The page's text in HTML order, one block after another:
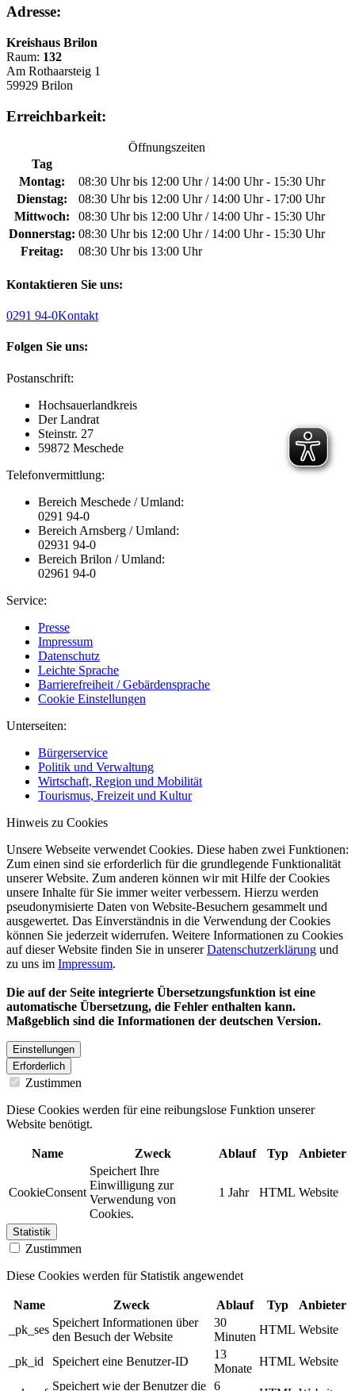
Adresse:
Kreishaus Brilon
Raum: 132
Am Rothaarsteig 1
59929 Brilon
Erreichbarkeit:
Öffnungszeiten
Tag
Montag:
08:30 Uhr bis 12:00 Uhr / 14:00 Uhr - 15:30 Uhr
Dienstag:
08:30 Uhr bis 12:00 Uhr / 14:00 Uhr - 17:00 Uhr
Mittwoch:
08:30 Uhr bis 12:00 Uhr / 14:00 Uhr - 15:30 Uhr
Donnerstag: 08:30 Uhr bis 12:00 Uhr / 14:00 Uhr - 15:30 Uhr
Freitag:
08:30 Uhr bis 13:00 Uhr
Kontaktieren Sie uns:
0291 94-0Kontakt
Folgen Sie uns:
Postanschrift:
Hochsauerlandkreis
Der Landrat
Steinstr. 27
59872 Meschede
Telefonvermittlung:
Bereich Meschede / Umland:
0291 94-0
Bereich Arnsberg / Umland:
02931 94-0
Bereich Brilon / Umland:
02961 94-0
Service:
Presse
Impressum
Datenschutz
Leichte Sprache
Barrierefreiheit / Gebärdensprache
Cookie Einstellungen
Unterseiten:
Bürgerservice
Politik und Verwaltung
Wirtschaft, Region und Mobilität
Tourismus, Freizeit und Kultur
Hinweis zu Cookies
Unsere Webseite verwendet Cookies. Diese haben zwei Funktionen:
Zum einen sind sie erforderlich für die grundlegende Funktionalität
unserer Website. Zum anderen können wir mit Hilfe der Cookies
unsere Inhalte für Sie immer weiter verbessern. Hierzu werden
pseudonymisierte Daten von Website-Besuchern gesammelt und
ausgewertet. Das Einverständnis in die Verwendung der Cookies
können Sie jederzeit widerrufen. Weitere Informationen zu Cookies
auf dieser Website finden Sie in unsererDatenschutzerklärung und
zu uns im Impressum.
Die auf der Seite integrierte Übersetzungsfunktion ist eine
automatische Übersetzung, die Fehler enthalten kann.
Maßgeblich sind die Informationen der deutschen Version.
Einstellungen
Erforderlich
Zustimmen
Diese Cookies werden für eine reibungslose Funktion unserer
Website benötigt.
Name Zweck Ablauf Typ Anbieter
CookieConsent
Speichert Ihre
Einwilligung zur
Verwendung von
Cookies.
1 Jahr HTML Website
Statistik
Zustimmen
Diese Cookies werden für Statistik angewendet
Name Zweck Ablauf Typ
Anbieter
_pk_ses
Speichert Informationen über
den Besuch der Website
30
Minuten
HTML Website
_pk_id Speichert eine Benutzer-ID
13
Monate
HTML Website
Speichert wie der Benutzer die 6